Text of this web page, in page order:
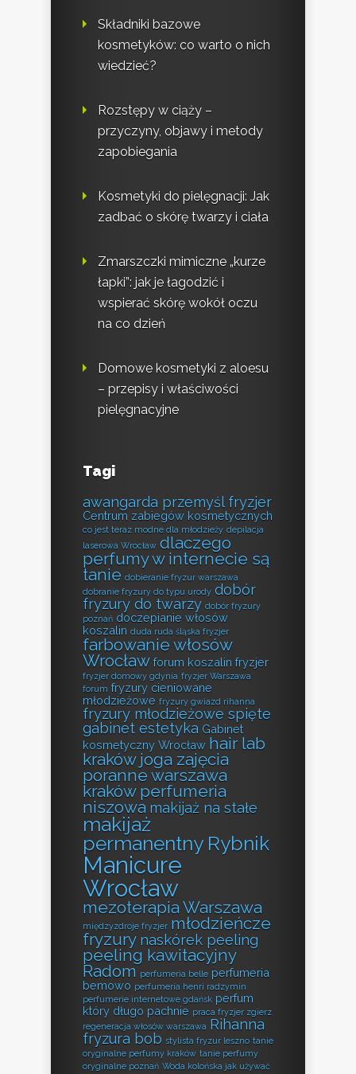
Składniki bazowe
kosmetyków: co warto o nich
wiedzieć?
Rozstępy w ciąży –
przyczyny, objawy i metody
zapobiegania
Kosmetyki do pielęgnacji: Jak
zadbać o skórę twarzy i ciała
Zmarszczki mimiczne „kurze
łapki”: jak je łagodzić i
wspierać skórę wokół oczu
na co dzień
Domowe kosmetyki z aloesu
– przepisy i właściwości
pielęgnacyjne
Tagi
awangarda przemyśl fryzjer
Centrum zabiegów kosmetycznych
co jest teraz modne dla młodzieży depilacja
laserowa Wrocław dlaczego
perfumy w internecie są
tanie dobieranie fryzur warszawa
dobranie fryzury do typu urody dobór
fryzury do twarzy dobór fryzury
poznań doczepianie włosów
koszalin duda ruda śląska fryzjer
farbowanie włosów
Wrocław forum koszalin fryzjer
fryzjer domowy gdynia fryzjer Warszawa
forum fryzury cieniowane
młodzieżowe fryzury gwiazd rihanna
fryzury młodzieżowe spięte
gabinet estetyka Gabinet
kosmetyczny Wrocław hair lab
kraków joga zajęcia
poranne warszawa
kraków perfumeria
niszowa makijaż na stałe
makijaż
permanentny Rybnik
Manicure
Wrocław
mezoterapia Warszawa
międzyzdroje fryzjer młodzieńcze
fryzury naskórek peeling
peeling kawitacyjny
Radom perfumeria belle perfumeria
bemowo perfumeria henri radzymin
perfumerie internetowe gdańsk perfum
który długo pachnie praca fryzjer zgierz
regeneracja włosów warszawa Rihanna
fryzura bob stylista fryzur leszno tanie
oryginalne perfumy kraków tanie perfumy
oryginalne poznań Woda kolońska jak używać